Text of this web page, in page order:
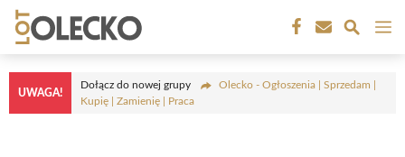
Przejdź
treści
UWAGA!
Dołącz do nowej grupy
Olecko - Ogłoszenia | Sprzedam |
Kupię | Zamienię | Praca